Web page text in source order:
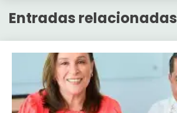
Entradas relacionadas